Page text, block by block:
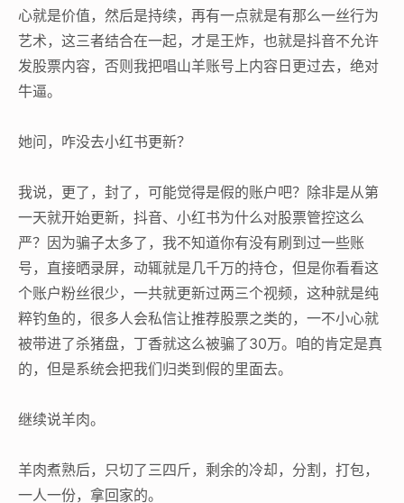
心就是价值，然后是持续，再有一点就是有那么一丝行为
艺术，这三者结合在一起，才是王炸，也就是抖音不允许
发股票内容，否则我把唱山羊账号上内容日更过去，绝对
牛逼。
她问，咋没去小红书更新？
我说，更了，封了，可能觉得是假的账户吧？除非是从第
一天就开始更新，抖音、小红书为什么对股票管控这么
严？因为骗子太多了，我不知道你有没有刷到过一些账
号，直接晒录屏，动辄就是几千万的持仓，但是你看看这
个账户粉丝很少，一共就更新过两三个视频，这种就是纯
粹钓鱼的，很多人会私信让推荐股票之类的，一不小心就
被带进了杀猪盘，丁香就这么被骗了30万。咱的肯定是真
的，但是系统会把我们归类到假的里面去。
继续说羊肉。
羊肉煮熟后，只切了三四斤，剩余的冷却，分割，打包，
一人一份，拿回家的。